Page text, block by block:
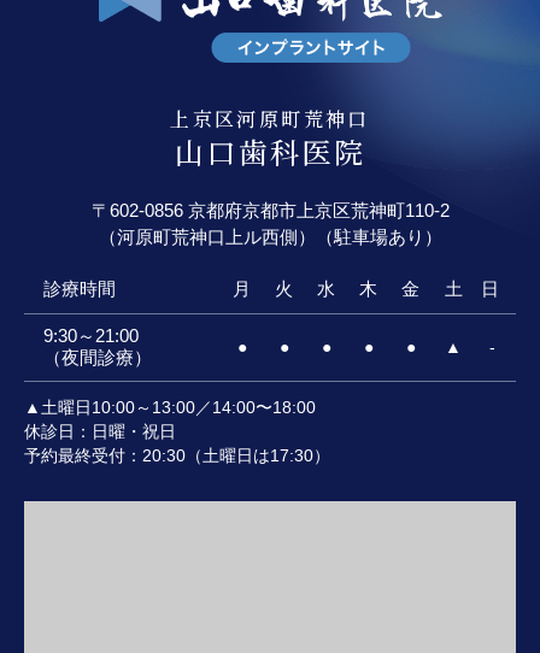
上京区河原町荒神口
山口歯科医院
〒602-0856 京都府京都市上京区荒神町110-2
（河原町荒神口上ル西側）（駐車場あり）
診療時間 月 火 水 木 金 土 日
9:30～21:00
（夜間診療）
● ● ● ● ● ▲ -
▲土曜日10:00～13:00／14:00〜18:00
休診日：日曜・祝日
予約最終受付：20:30（土曜日は17:30）